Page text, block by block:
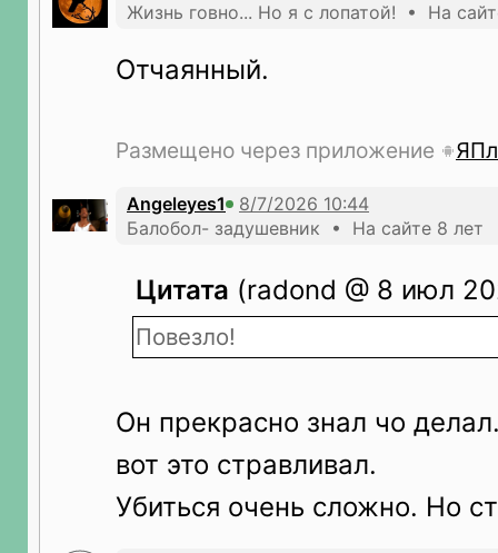
Жизнь говно... Но я с лопатой! • На
Отчаянный.
Размещено через приложение
Angeleyes1
Балобол- задушевник • На сайте 8 лет
Цитата (radond @ 8 июл
Повезло!
Он прекрасно знал чо
вот это стравливал.
Убиться очень сложно. Но